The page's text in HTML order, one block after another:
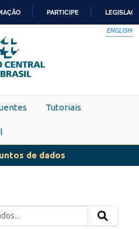
PARA
O
CONTEÚDO
PARTICIPE
ENGLISH
Tutoriais
de dados